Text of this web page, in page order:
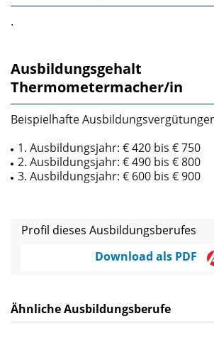
.
Ausbildungsgehalt
Thermometermacher/in
Beispielhafte
1. Ausbildungsjahr: € 420 bis € 750
2. Ausbildungsjahr: € 490 bis € 800
3. Ausbildungsjahr: € 600 bis € 900
Profil dieses Ausbildungsberufes
Download als PDF
Ähnliche Ausbildungsberufe